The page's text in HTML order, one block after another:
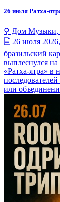
26 июля Ратха-
⚲ Дом Музыки,
🗎 26 июля
бразильский
выплеснулся
«Ратха-ятра» в
или